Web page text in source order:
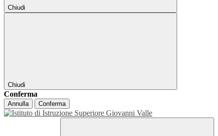
Chiudi
Chiudi
Conferma
Annulla Conferma